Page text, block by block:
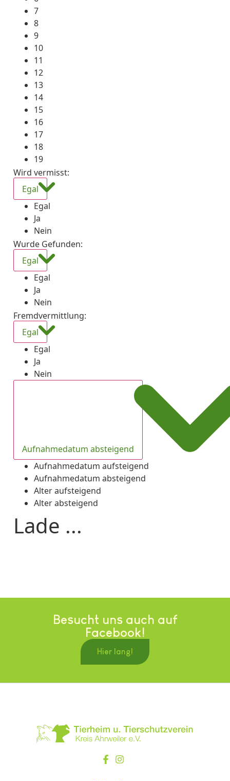
7
8
9
10
11
12
13
14
15
16
17
18
19
Wird vermisst:
Egal
Egal
Ja
Nein
Wurde Gefunden:
Egal
Egal
Ja
Nein
Fremdvermittlung:
Egal
Egal
Ja
Nein
Aufnahmedatum absteigend
Aufnahmedatum aufsteigend
Aufnahmedatum absteigend
Alter aufsteigend
Alter absteigend
Lade ...
Besucht uns auch auf
Facebook!
Hier lang!